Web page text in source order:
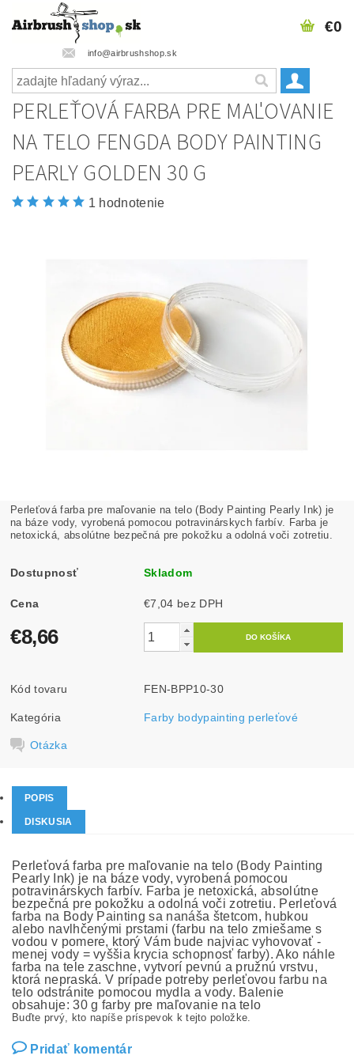
info@airbrushshop.sk
€0
PERLEŤOVÁ FARBA PRE MAĽOVANIE
NA TELO FENGDA BODY PAINTING
PEARLY GOLDEN 30 G
1 hodnotenie
Perleťová farba pre maľovanie na telo (Body Painting Pearly Ink) je
na báze vody, vyrobená pomocou potravinárskych farbív. Farba je
netoxická, absolútne bezpečná pre pokožku a odolná voči zotretiu.
Dostupnosť Skladom
Cena €7,04 bez DPH
€8,66
Kód tovaru FEN-BPP10-30
Kategória Farby bodypainting perleťové
Otázka
POPIS
DISKUSIA
Perleťová farba pre maľovanie na telo (Body Painting
Pearly Ink) je na báze vody, vyrobená pomocou
potravinárskych farbív. Farba je netoxická, absolútne
bezpečná pre pokožku a odolná voči zotretiu. Perleťová
farba na Body Painting sa nanáša štetcom, hubkou
alebo navlhčenými prstami (farbu na telo zmiešame s
vodou v pomere, ktorý Vám bude najviac vyhovovať -
menej vody = vyššia krycia schopnosť farby). Ako náhle
farba na tele zaschne, vytvorí pevnú a pružnú vrstvu,
ktorá nepraská. V prípade potreby perleťovou farbu na
telo odstránite pomocou mydla a vody. Balenie
obsahuje: 30 g farby pre maľovanie na telo
Buďte prvý, kto napíše príspevok k tejto položke.
Pridať komentár